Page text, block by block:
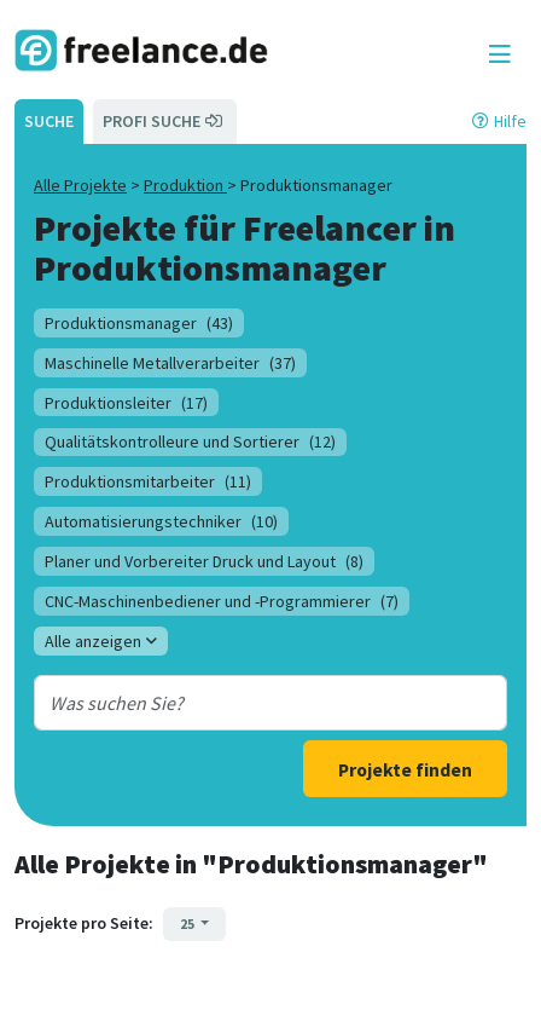
SUCHE PROFI SUCHE Hilfe
Alle Projekte > Produktion > Produktionsmanager
Projekte für Freelancer in
Produktionsmanager
Produktionsmanager (43)
Maschinelle Metallverarbeiter (37)
Produktionsleiter (17)
Qualitätskontrolleure und Sortierer (12)
Produktionsmitarbeiter (11)
Automatisierungstechniker (10)
Planer und Vorbereiter Druck und Layout (8)
CNC-Maschinenbediener und -Programmierer (7)
Alle anzeigen
Projekte finden
Alle Projekte in "Produktionsmanager"
Projekte pro Seite: 25